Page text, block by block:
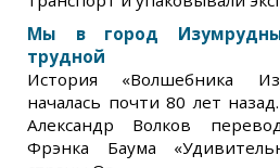
Мы в город
трудной
История «Волшебника
началась почти 80 лет
Александр Волков
Фрэнка Баума